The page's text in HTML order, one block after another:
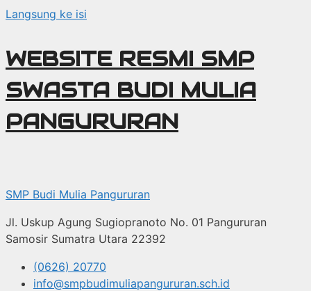
Langsung ke isi
WEBSITE RESMI SMP
SWASTA BUDI MULIA
PANGURURAN
SMP Budi Mulia Pangururan
Jl. Uskup Agung Sugiopranoto No. 01 Pangururan
Samosir Sumatra Utara 22392
(0626) 20770
info@smpbudimuliapangururan.sch.id